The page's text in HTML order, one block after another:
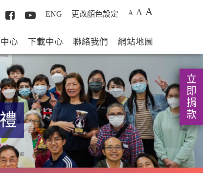
立即捐款
ENG 更改顏色設定 A A A
心 下載中心 聯絡我們 網站地圖